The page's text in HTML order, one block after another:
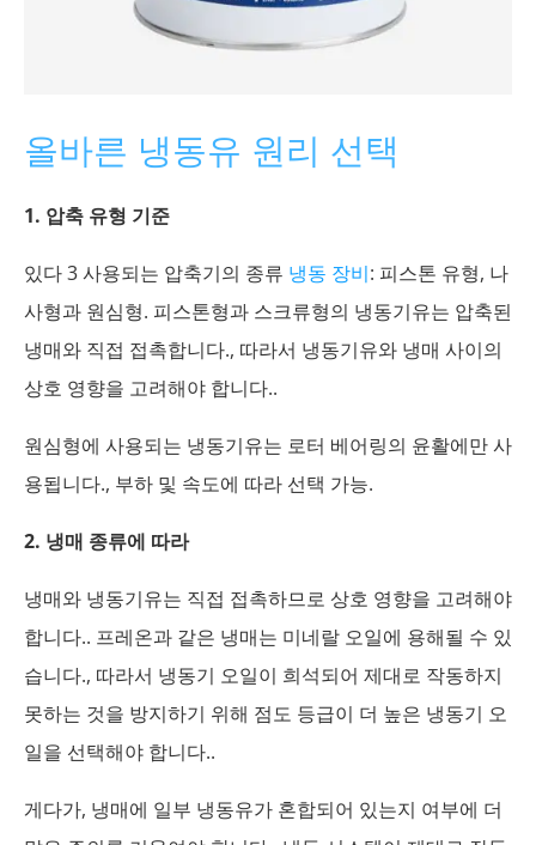
올바른 냉동유 원리 선택
1. 압축 유형 기준
있다 3 사용되는 압축기의 종류 냉동 장비: 피스톤 유형, 나
사형과 원심형. 피스톤형과 스크류형의 냉동기유는 압축된
냉매와 직접 접촉합니다., 따라서 냉동기유와 냉매 사이의
상호 영향을 고려해야 합니다..
원심형에 사용되는 냉동기유는 로터 베어링의 윤활에만 사
용됩니다., 부하 및 속도에 따라 선택 가능.
2. 냉매 종류에 따라
냉매와 냉동기유는 직접 접촉하므로 상호 영향을 고려해야
합니다.. 프레온과 같은 냉매는 미네랄 오일에 용해될 수 있
습니다., 따라서 냉동기 오일이 희석되어 제대로 작동하지
못하는 것을 방지하기 위해 점도 등급이 더 높은 냉동기 오
일을 선택해야 합니다..
게다가, 냉매에 일부 냉동유가 혼합되어 있는지 여부에 더